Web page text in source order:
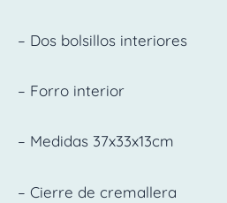
– Dos bolsillos interiores
– Forro interior
– Medidas 37x33x13cm
– Cierre de cremallera